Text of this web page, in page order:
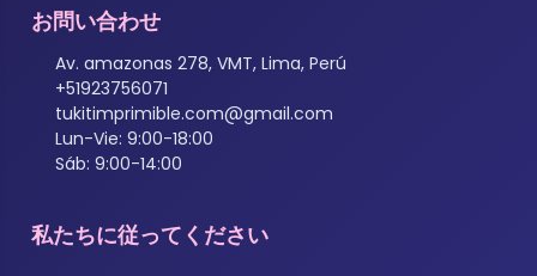
お問い合わせ
Av. amazonas 278, VMT, Lima, Perú
+51923756071
tukitimprimible.com@gmail.com
Lun-Vie: 9:00-18:00
Sáb: 9:00-14:00
私たちに従ってください